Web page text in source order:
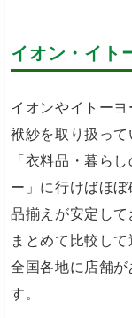
イオン・イト
イオンやイトー
袱紗を取り扱って
「衣料品・暮ら
ー」に行けばほぼ
品揃えが安定し
まとめて比較して
全国各地に店舗
す。